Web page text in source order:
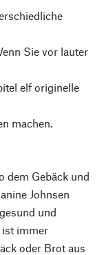
Sie vor lauter
elf originelle
machen.
dem Gebäck und
Johnsen
und
ist immer
oder Brot aus